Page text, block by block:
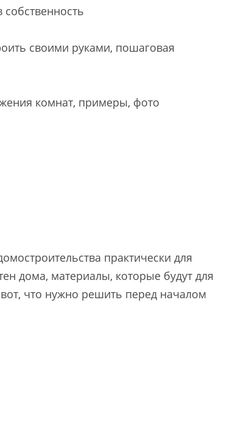
своими руками, пошаговая
комнат, примеры, фото
практически для
дома, материалы, которые будут для
вот, что нужно решить перед началом